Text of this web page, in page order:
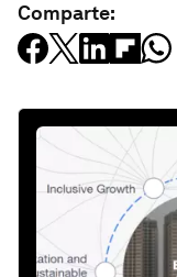
Comparte: